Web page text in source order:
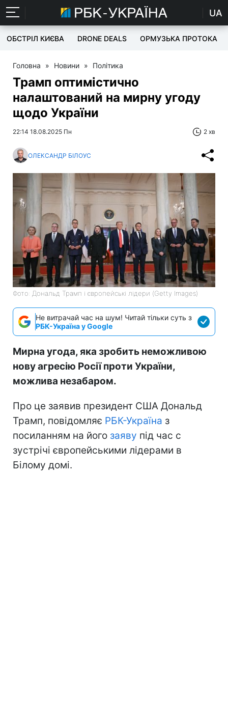
UA
ОБСТРІЛ КИЄВА DRONE DEALS ОРМУЗЬКА ПРОТОКА
Головна » Новини » Політика
Трамп оптимістично
налаштований на мирну угоду
щодо України
22:14 18.08.2025 Пн 2 хв
ОЛЕКСАНДР БІЛОУС
Фото: Дональд Трамп і європейські лідери (Getty Images)
Не витрачай час на шум! Читай тільки суть з
РБК-Україна у Google
Мирна угода, яка зробить неможливою
нову агресію Росії проти України,
можлива незабаром.
Про це заявив президент США Дональд
Трамп, повідомляє РБК-Україна з
посиланням на його заяву під час с
зустрічі європейськими лідерами в
Білому домі.